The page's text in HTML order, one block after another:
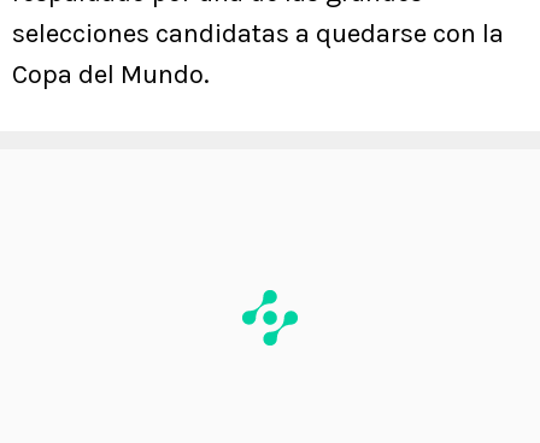
selecciones candidatas a quedarse con la
Copa del Mundo.